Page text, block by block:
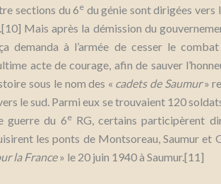
sections du 6e du génie sont dirigées vers
Mais après la démission du
demanda à l’armée de cesser le
acte de courage, afin de sauver
sous le nom des « cadets de Saumur»
le sud. Parmi eux se trouvaient 120
guerre du 6eRG, certains participèrent
les ponts de Montsoreau, Saumur et
la France» le 20 juin 1940 à Saumur.[11]